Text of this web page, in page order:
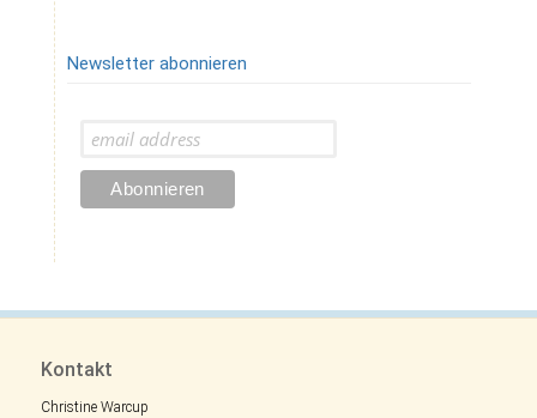
Newsletter abonnieren
Kontakt
Christine Warcup